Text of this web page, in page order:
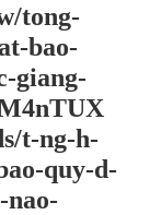
tong-
bao-
giang-
t-ng-h-
quy-d-
nao-